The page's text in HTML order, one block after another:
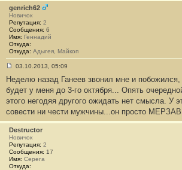
genrich62
Новичок
Репутация: 2
Сообщения: 6
Имя: Геннадий
Откуда:
Откуда: Адыгея, Майкоп
о
о
б
щ
н
и
е
#
5
5
03.10.2013, 05:09
Неделю назад Ганеев звонил мне и побожился,
будет у меня до 3-го октября... Опять
этого негодяя другого ожидать нет смысла. У
совести ни чести мужчины...он просто
Destructor
Новичок
Репутация: 2
Сообщения: 17
Имя: Cерега
Откуда: